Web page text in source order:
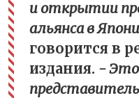
и открытии
альянса в
говорится в
издания. - Это